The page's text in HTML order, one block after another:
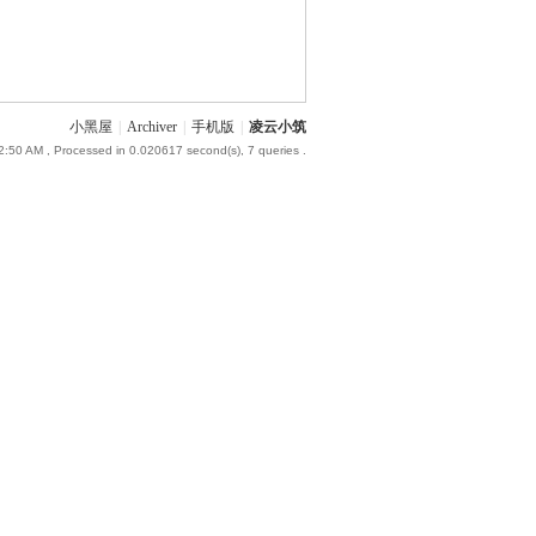
小黑屋 Archiver 手机版 凌云小筑
AM , Processed in 0.020617 second(s), 7 queries .